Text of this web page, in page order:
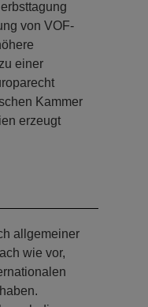
von VOF-
einer
Kammer
erzeugt
allgemeiner
wie vor,